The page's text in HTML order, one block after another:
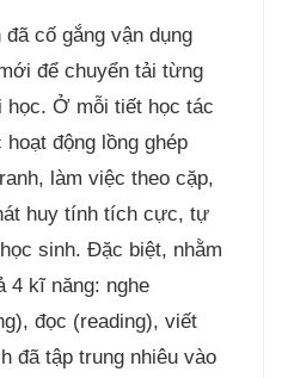
cố gắng vận dụng
để chuyển tải từng
học. Ở mỗi tiết học tác
động lồng ghép
làm việc theo cặp,
huy tính tích cực, tự
sinh. Đặc biệt, nhằm
4 kĩ năng: nghe
đọc (reading), viết
đã tập trung nhiêu vào